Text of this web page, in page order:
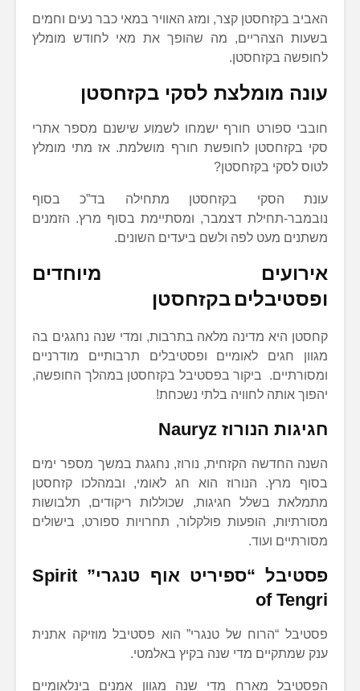
האביב בקזחסטן קצר, ומזג האוויר במאי כבר נעים וחמים
בשעות הצהריים, מה שהופך את מאי לחודש מומלץ
לחופשה בקזחסטן.
עונה מומלצת לסקי בקזחסטן
חובבי ספורט חורף ישמחו לשמוע שישנם מספר אתרי
סקי בקזחסטן לחופשת חורף מושלמת. אז מתי מומלץ
לטוס לסקי בקזחסטן?
עונת הסקי בקזחסטן מתחילה בד”כ בסוף
נובמבר-תחילת דצמבר, ומסתיימת בסוף מרץ. הזמנים
משתנים מעט לפה ולשם ביעדים השונים.
אירועים מיוחדים
ופסטיבלים בקזחסטן
קחסטן היא מדינה מלאה בתרבות, ומדי שנה נחגגים בה
מגוון חגים לאומיים ופסטיבלים תרבותיים מודרניים
ומסורתיים. ביקור בפסטיבל בקזחסטן במהלך החופשה,
יהפוך אותה לחוויה בלתי נשכחת!
חגיגות הנורוז Nauryz
השנה החדשה הקזחית, נורוז, נחגגת במשך מספר ימים
בסוף מרץ. הנורוז הוא חג לאומי, ובמהלכו קזחסטן
מתמלאת בשלל חגיגות, שכוללות ריקודים, תלבושות
מסורתיות, הופעות פולקלור, תחרויות ספורט, בישולים
מסורתיים ועוד.
פסטיבל “ספיריט אוף טנגרי” Spirit
of Tengri
פסטיבל “הרוח של טנגרי” הוא פסטיבל מוזיקה אתנית
ענק שמתקיים מדי שנה בקיץ באלמטי.
הפסטיבל מארח מדי שנה מגוון אמנים בינלאומיים